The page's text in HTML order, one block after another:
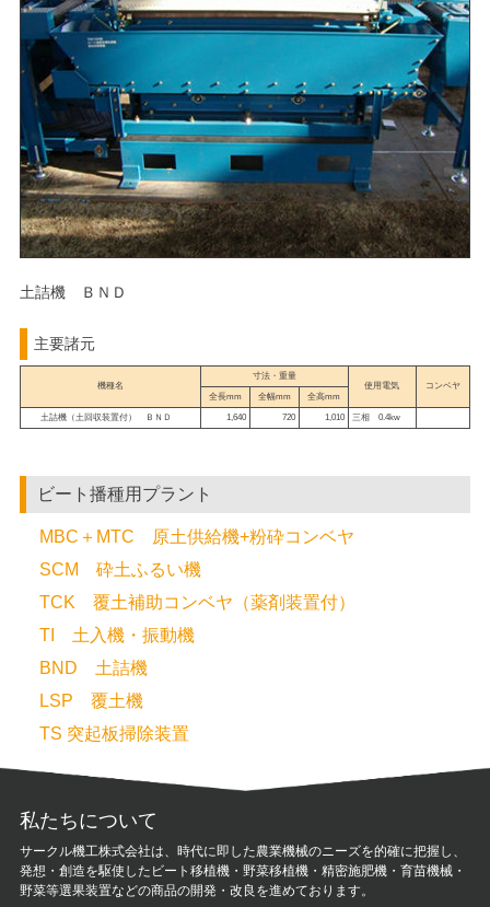
土詰機 ＢＮＤ
主要諸元
機種名
寸法・重量
使用電気
コンベヤ
全長mm
全幅mm 全高mm
土詰機（土回収装置付） ＢＮＤ 1,640 720 1,010 三相 0.4kw
ビート播種用プラント
MBC＋MTC 原土供給機+粉砕コンベヤ
SCM 砕土ふるい機
TCK 覆土補助コンベヤ（薬剤装置付）
TI 土入機・振動機
BND 土詰機
LSP 覆土機
TS 突起板掃除装置
私たちについて
サークル機工株式会社は、時代に即した農業機械のニーズを的確に把握し、
発想・創造を駆使したビート移植機・野菜移植機・精密施肥機・育苗機械・
野菜等選果装置などの商品の開発・改良を進めております。